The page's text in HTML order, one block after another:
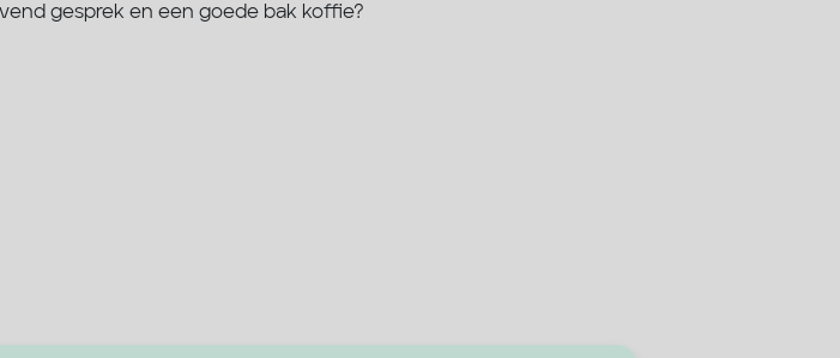
gesprek en een goede bak koffie?